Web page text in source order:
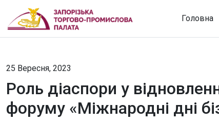
Головна
25 Вересня, 2023
Роль діаспори у
форуму «Міжнародні дні